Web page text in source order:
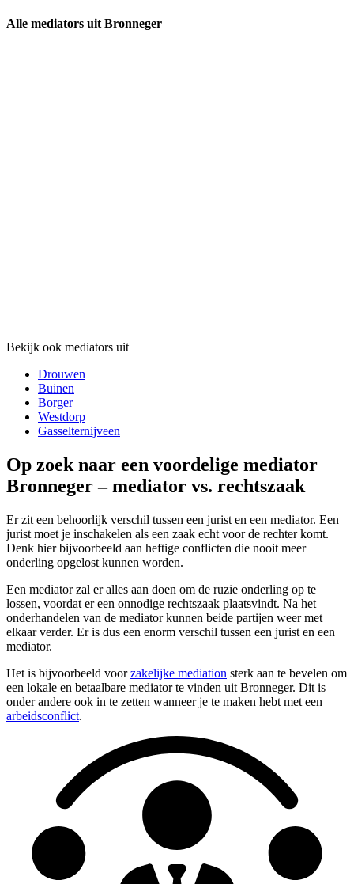
Alle mediators uit Bronneger
Bekijk ook mediators uit
Drouwen
Buinen
Borger
Westdorp
Gasselternijveen
Op zoek naar een voordelige mediator
Bronneger – mediator vs. rechtszaak
Er zit een behoorlijk verschil tussen een jurist en een mediator. Een
jurist moet je inschakelen als een zaak echt voor de rechter komt.
Denk hier bijvoorbeeld aan heftige conflicten die nooit meer
onderling opgelost kunnen worden.
Een mediator zal er alles aan doen om de ruzie onderling op te
lossen, voordat er een onnodige rechtszaak plaatsvindt. Na het
onderhandelen van de mediator kunnen beide partijen weer met
elkaar verder. Er is dus een enorm verschil tussen een jurist en een
mediator.
Het is bijvoorbeeld voorzakelijke mediation sterk aan te bevelen om
een lokale en betaalbare mediator te vinden uit Bronneger. Dit is
onder andere ook in te zetten wanneer je te maken hebt met een
arbeidsconflict.